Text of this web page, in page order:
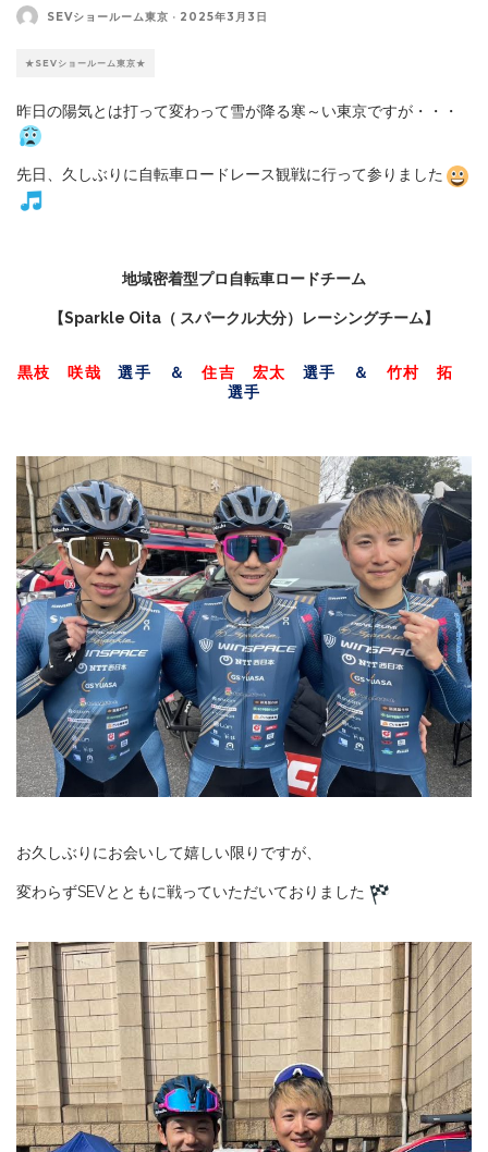
SEVショールーム東京 · 2025年3月3日
★SEVショールーム東京★
昨日の陽気とは打って変わって雪が降る寒～い東京ですが・・・
先日、久しぶりに自転車ロードレース観戦に行って参りました
地域密着型プロ自転車ロードチーム
【Sparkle Oita（ スパークル大分）レーシングチーム】
黒枝 咲哉 選手 ＆住吉 宏太 選手 ＆ 竹村 拓
選手
お久しぶりにお会いして嬉しい限りですが、
変わらずSEVとともに戦っていただいておりました